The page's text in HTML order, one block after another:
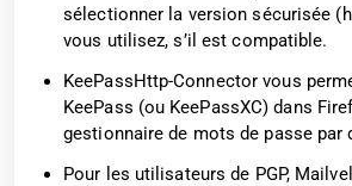
sélectionner la version sécurisée
vous utilisez, s’il est compatible.
KeePassHttp-Connector vous
KeePass (ou KeePassXC) dans
gestionnaire de mots de passe par
Pour les utilisateurs de PGP,